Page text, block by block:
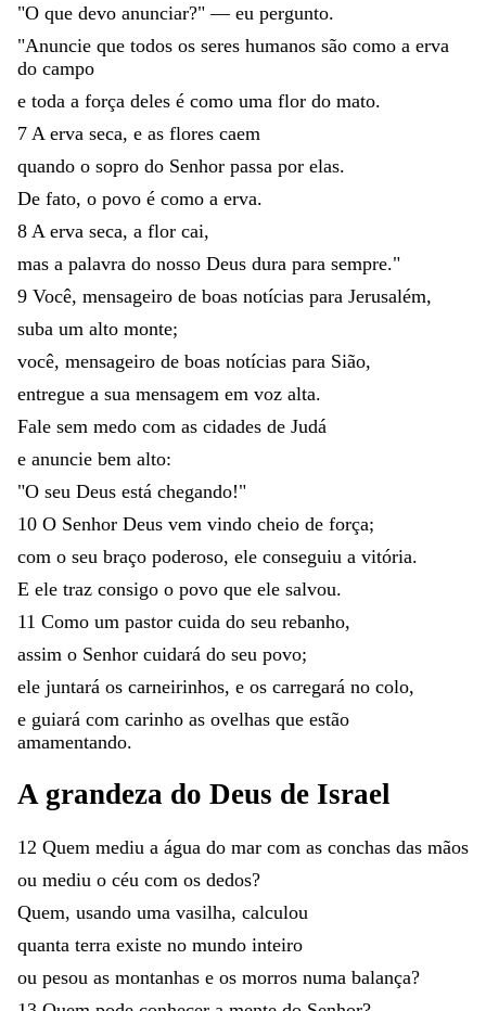
"O que devo anunciar?"— eu pergunto.
"Anuncie que todos os seres humanos são como a erva
do campo
e toda a força deles é como uma flor do mato.
7 A erva seca, e as flores caem
quando o sopro do Senhor passa por elas.
De fato, o povo é como a erva.
8 A erva seca, a flor cai,
mas a palavra do nosso Deus dura para sempre."
9 Você, mensageiro de boas notícias para Jerusalém,
suba um alto monte;
você, mensageiro de boas notícias para Sião,
entregue a sua mensagem em voz alta.
Fale sem medo com as cidades de Judá
e anuncie bem alto:
"O seu Deus está chegando!"
10 O Senhor Deus vem vindo cheio de força;
com o seu braço poderoso, ele conseguiu a vitória.
E ele traz consigo o povo que ele salvou.
11 Como um pastor cuida do seu rebanho,
assim o Senhor cuidará do seu povo;
ele juntará os carneirinhos, e os carregará no colo,
e guiará com carinho as ovelhas que estão
amamentando.
A grandeza do Deus de Israel
12 Quem mediu a água do mar com as conchas das mãos
ou mediu o céu com os dedos?
Quem, usando uma vasilha, calculou
quanta terra existe no mundo inteiro
ou pesou as montanhas e os morros numa balança?